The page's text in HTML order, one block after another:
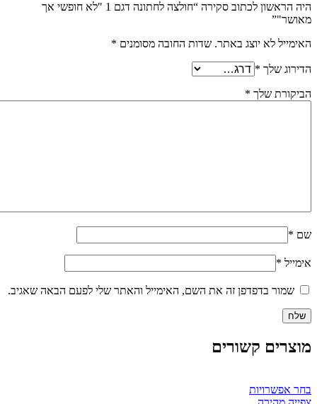
היה הראשון לכתוב סקירה “חולצה לחתונה דגם 1 "לא חופשי אך
מאושר"”
האימייל לא יוצג באתר. שדות החובה מסומנים *
הדירוג שלך *
הביקורת שלך *
שם *
אימייל *
שמור בדפדפן זה את השם, האימייל והאתר שלי לפעם הבאה שאגיב.
מוצרים קשורים
בחר אפשרויות